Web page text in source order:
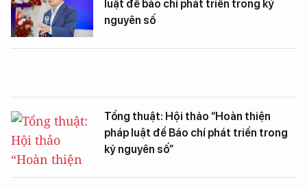
luật để báo chí phát triển trong kỷ
nguyên số
Tổng thuật: Hội thảo “Hoàn thiện
pháp luật để Báo chí phát triển trong
kỷ nguyên số”